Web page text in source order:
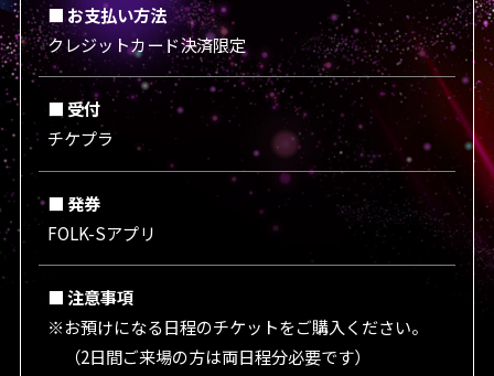
■ お支払い方法
クレジットカード決済限定
■ 受付
チケプラ
■ 発券
FOLK-Sアプリ
■ 注意事項
※お預けになる日程のチケットをご購入ください。
（2日間ご来場の方は両日程分必要です）